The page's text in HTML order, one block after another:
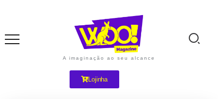
A imaginação ao seu alcance
Lojinha